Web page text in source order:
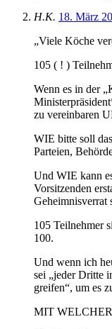
H.K. 18. März
„Viele Köche
105 ( ! )
Wenn es in der
zu vereinbaren
WIE bitte soll
Parteien,
Und WIE kann
Vorsitzenden
Geheimnisverrat
105 Teilnehmer
100.
Und wenn ich
sei „jeder Dritte
greifen“, um es
MIT WELCHER